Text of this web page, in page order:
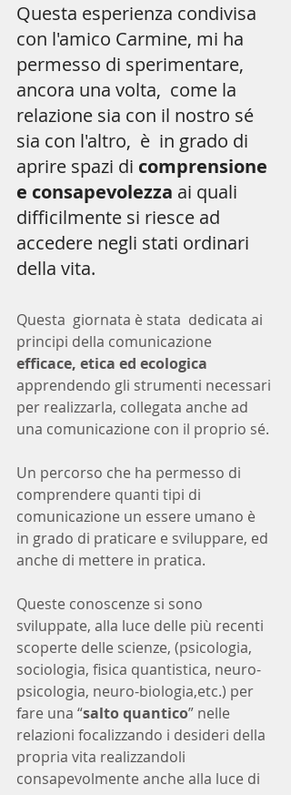
Questa esperienza condivisa
con l'amico Carmine, mi ha
permesso di sperimentare,
ancora una volta,  come la
relazione sia con il nostro sé
sia con l'altro,  è  in grado di
aprire spazi di comprensione
e consapevolezza ai quali
difficilmente si riesce ad
accedere negli stati ordinari
della vita.
Questa  giornata è stata  dedicata ai
principi della comunicazione
efficace, etica ed ecologica
apprendendo gli strumenti necessari
per realizzarla, collegata anche ad
una comunicazione con il proprio sé.
Un percorso che ha permesso di
comprendere quanti tipi di
comunicazione un essere umano è
in grado di praticare e sviluppare, ed
anche di mettere in pratica.
Queste conoscenze si sono
sviluppate, alla luce delle più recenti
scoperte delle scienze, (psicologia,
sociologia, fisica quantistica, neuro-
psicologia, neuro-biologia,etc.) per
fare una “salto quantico” nelle
relazioni focalizzando i desideri della
propria vita realizzandoli
consapevolmente anche alla luce di